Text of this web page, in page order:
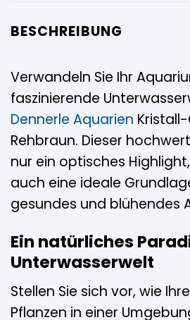
BESCHREIBUNG
Verwandeln Sie Ihr
faszinierende
Dennerle Aquarien
Rehbraun. Dieser
nur ein optisches
auch eine ideale
gesundes und blühendes
Ein natürliches
Unterwasserwelt
Stellen Sie sich vor, wie
Pflanzen in einer